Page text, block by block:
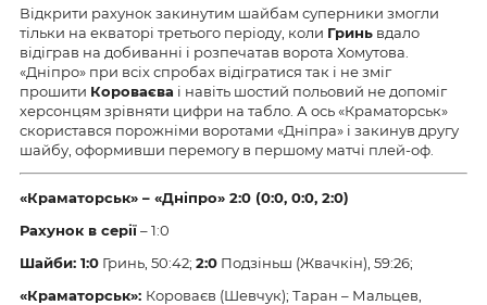
Відкрити рахунок закинутим шайбам суперники змогли
тільки на екваторі третього періоду, коли Гринь вдало
відіграв на добиванні і розпечатав ворота Хомутова.
«Дніпро» при всіх спробах відігратися так і не зміг
прошити Короваєва і навіть шостий польовий не допоміг
херсонцям зрівняти цифри на табло. А ось «Краматорськ»
скористався порожніми воротами «Дніпра» і закинув другу
шайбу, оформивши перемогу в першому матчі плей-оф.
«Краматорськ» – «Дніпро» 2:0 (0:0, 0:0, 2:0)
Рахунок в серії– 1:0
Шайби: 1:0 Гринь, 50:42; 2:0 Подзіньш (Жвачкін), 59:26;
«Краматорськ»: Короваєв (Шевчук); Таран – Мальцев,